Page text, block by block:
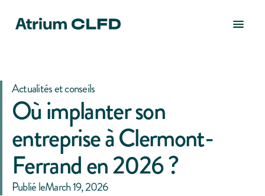
Actualités et conseils
Où implanter son
entreprise à Clermont-
Ferrand en 2026 ?
Publié leMarch 19, 2026